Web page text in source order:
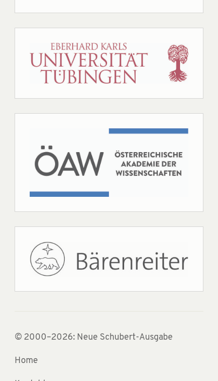
© 2000–2026: Neue Schubert-Ausgabe
Home